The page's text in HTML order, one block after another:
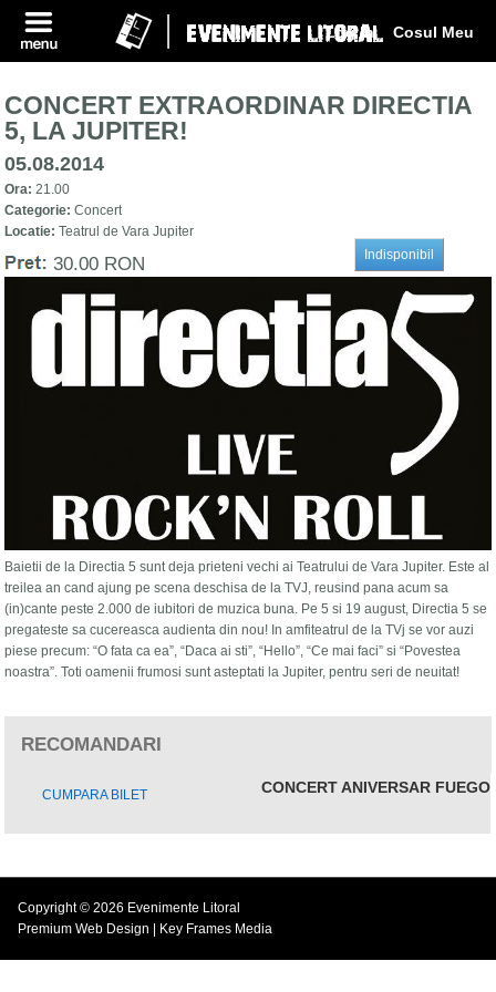
Cosul Meu
Log In
CONCERT EXTRAORDINAR DIRECTIA
5, LA JUPITER!
05.08.2014
Ora:21.00
Categorie:Concert
Locatie:Teatrul de Vara Jupiter
30.00 RON
Baietii de la Directia 5 sunt deja prieteni vechi ai Teatrului de Vara Jupiter. Este al
treilea an cand ajung pe scena deschisa de la TVJ, reusind pana acum sa
(in)cante peste 2.000 de iubitori de muzica buna. Pe 5 si 19 august, Directia 5 se
pregateste sa cucereasca audienta din nou! In amfiteatrul de la TVj se vor auzi
piese precum: “O fata ca ea”, “Daca ai sti”, “Hello”, “Ce mai faci” si “Povestea
noastra”. Toti oamenii frumosi sunt asteptati la Jupiter, pentru seri de neuitat!
RECOMANDARI
CONCERT ANIVERSAR FUEGO
CUMPARA BILET
Copyright © 2026 Evenimente Litoral
Premium Web Design | Key Frames Media